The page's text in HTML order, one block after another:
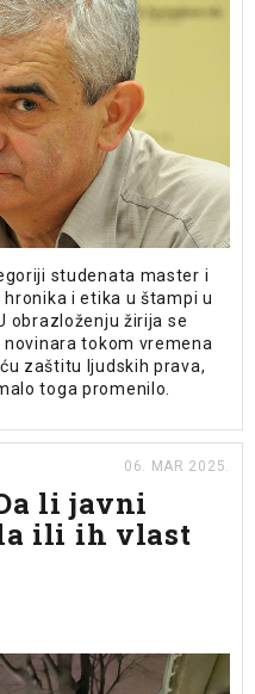
studenata master i
i etika u štampi u
obrazloženju žirija se
tokom vremena
zaštitu ljudskih prava,
toga promenilo.
06. MAR 2025.
li javni
ili ih vlast